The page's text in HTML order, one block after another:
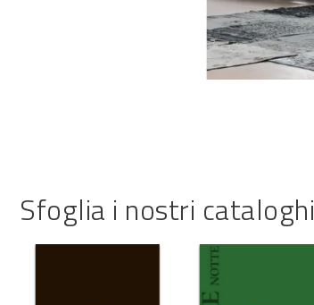
Sfoglia i nostri cataloghi